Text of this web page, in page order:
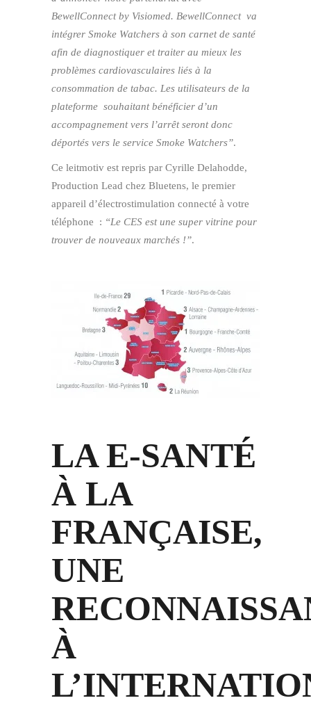
BewellConnect by Visiomed. BewellConnect va
intégrer Smoke Watchers à son carnet de santé
afin de diagnostiquer et traiter au mieux les
problèmes cardiovasculaires liés à la
consommation de tabac. Les utilisateurs de la
plateforme souhaitant bénéficier d’un
accompagnement vers l’arrêt seront donc
déportés vers le service Smoke Watchers”.
Ce leitmotiv est repris par Cyrille Delahodde,
Production Lead chez Bluetens, le premier
appareil d’électrostimulation connecté à votre
téléphone : “Le CES est une super vitrine pour
trouver de nouveaux marchés !”.
LA E-SANTÉ
À LA
FRANÇAISE,
UNE
À